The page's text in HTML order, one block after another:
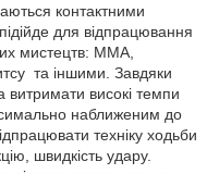
контактними
для відпрацювання
мистецтв: MMA,
та іншими. Завдяки
високі темпи
наближеним до
техніку ходьби
швидкість удару.